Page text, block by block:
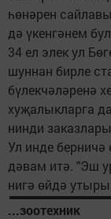
һөнәрен
дә үкенгәнем
34 ел элек ул
шуннан бирле
бүлекчәләренә
хуҗалыкларга
нинди
Ул инде
дәвам итә. "Эш
нигә өйдә
...зоотехник